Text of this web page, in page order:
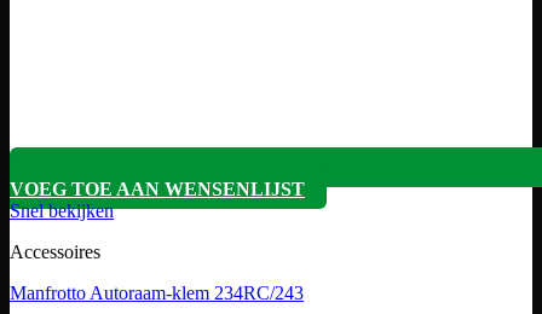
VOEG TOE AAN WENSENLIJST
Snel bekijken
Accessoires
Manfrotto Autoraam-klem 234RC/243